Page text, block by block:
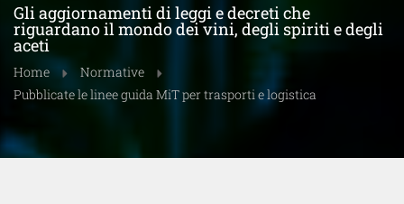
Gli aggiornamenti di leggi e decreti che
riguardano il mondo dei vini, degli spiriti e degli
aceti
Home
Normative
Pubblicate le linee guida MiT per trasporti e logistica